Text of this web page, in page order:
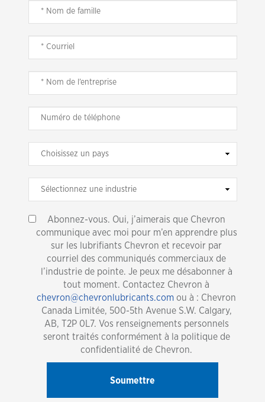
Abonnez-vous. Oui, j’aimerais que Chevron
communique avec moi pour m’en apprendre plus
sur les lubrifiants Chevron et recevoir par
courriel des communiqués commerciaux de
l’industrie de pointe. Je peux me désabonner à
tout moment. Contactez Chevron à
chevron@chevronlubricants.com ou à : Chevron
Canada Limitée, 500-5th Avenue S.W. Calgary,
AB, T2P 0L7. Vos renseignements personnels
seront traités conformément à la politique de
confidentialité de Chevron.